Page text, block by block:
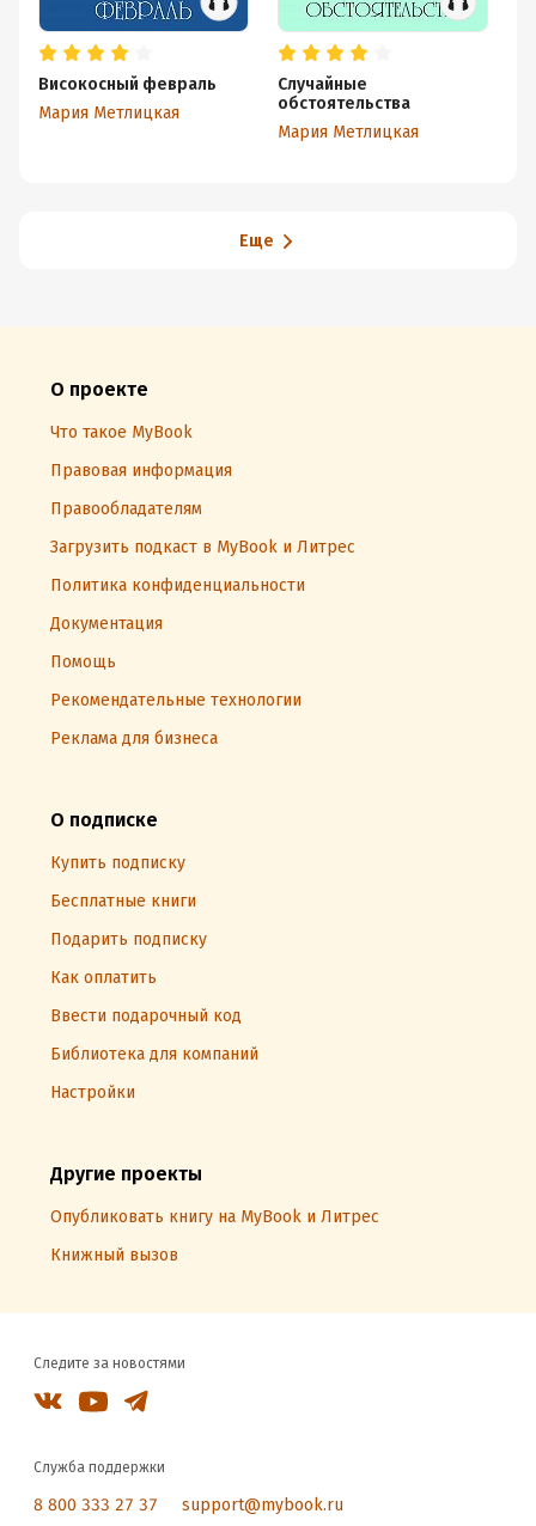
Високосный февраль
Мария Метлицкая
Случайные
обстоятельства
Мария Метлицкая
Еще
О проекте
Что такое MyBook
Правовая информация
Правообладателям
Загрузить подкаст в MyBook и Литрес
Политика конфиденциальности
Документация
Помощь
Рекомендательные технологии
Реклама для бизнеса
О подписке
Купить подписку
Бесплатные книги
Подарить подписку
Как оплатить
Ввести подарочный код
Библиотека для компаний
Настройки
Другие проекты
Опубликовать книгу на MyBook и Литрес
Книжный вызов
Следите за новостями
Служба поддержки
8 800 333 27 37 support@mybook.ru